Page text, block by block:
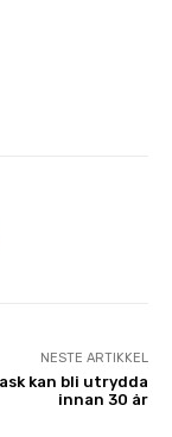
NESTE ARTIKKEL
kan bli utrydda
innan 30 år